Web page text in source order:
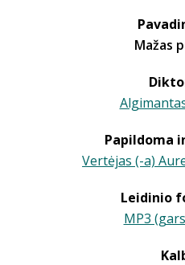
Mažas
Papildoma
Vertėjas (-a)
Leidinio
MP3